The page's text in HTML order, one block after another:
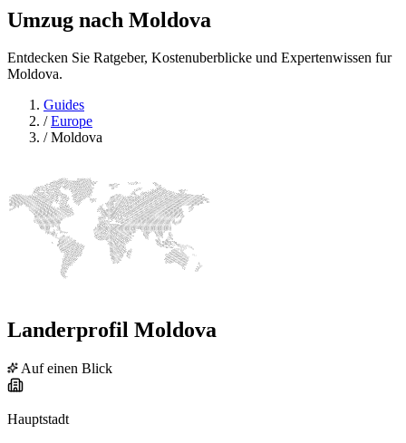
Umzug nach Moldova
Entdecken Sie Ratgeber, Kostenuberblicke und Expertenwissen fur
Moldova.
Guides
/Europe
/Moldova
Landerprofil Moldova
Auf einen Blick
Hauptstadt